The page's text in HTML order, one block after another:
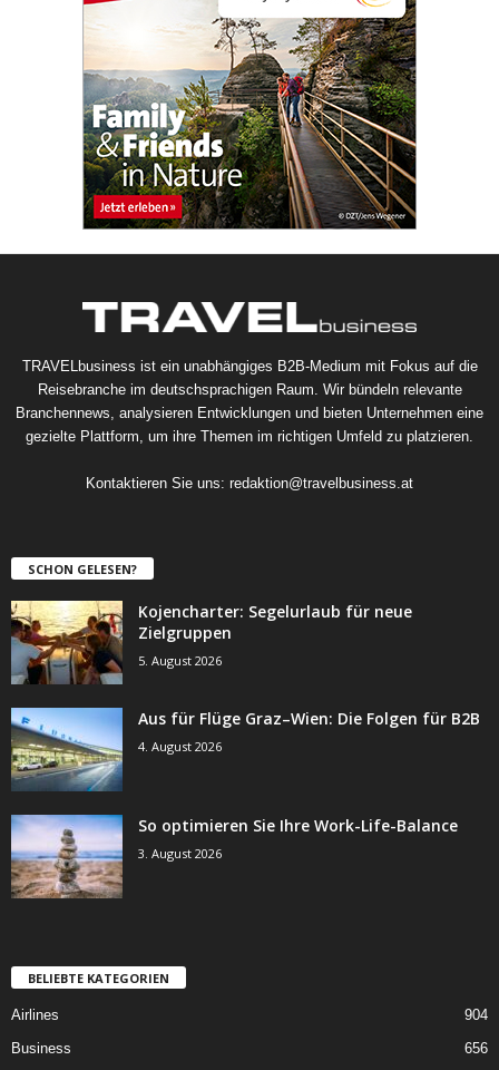
TRAVELbusiness ist ein unabhängiges B2B-Medium mit Fokus auf die
Reisebranche im deutschsprachigen Raum. Wir bündeln relevante
Branchennews, analysieren Entwicklungen und bieten Unternehmen eine
gezielte Plattform, um ihre Themen im richtigen Umfeld zu platzieren.
Kontaktieren Sie uns: redaktion@travelbusiness.at
SCHON GELESEN?
Kojencharter: Segelurlaub für neue
Zielgruppen
5. August 2026
Aus für Flüge Graz–Wien: Die Folgen für B2B
4. August 2026
So optimieren Sie Ihre Work-Life-Balance
3. August 2026
BELIEBTE KATEGORIEN
Airlines
904
Business
656